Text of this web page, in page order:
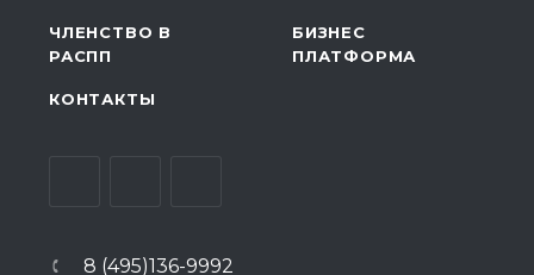
ЧЛЕНСТВО В
РАСПП
БИЗНЕС
ПЛАТФОРМА
КОНТАКТЫ
8 (495)136-9992